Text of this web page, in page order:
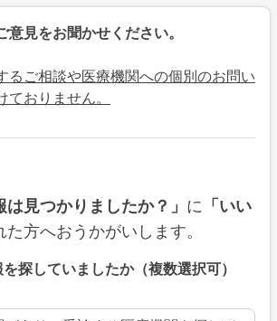
見をお聞かせください。
るご相談や医療機関への個別のお問い
おりません。
は見つかりましたか？」 に 「いい
方へおうかがいします。
探していましたか（複数選択可）